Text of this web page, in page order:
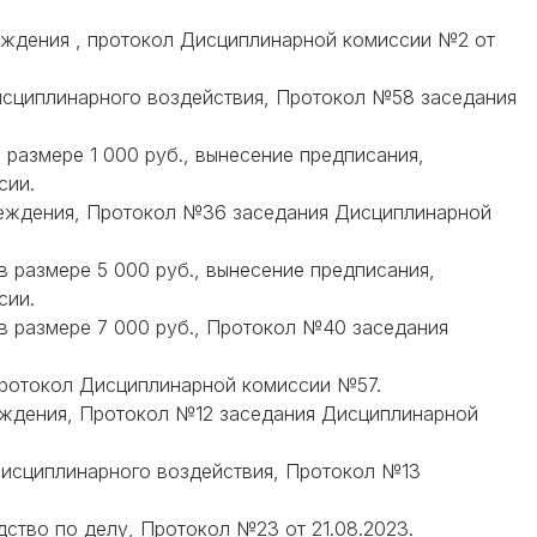
, протокол Дисциплинарной комиссии №2 от
воздействия, Протокол №58 заседания
1 000 руб., вынесение предписания,
Протокол №36 заседания Дисциплинарной
5 000 руб., вынесение предписания,
размере 7 000 руб., Протокол №40 заседания
Дисциплинарной комиссии №57.
Протокол №12 заседания Дисциплинарной
воздействия, Протокол №13
по делу, Протокол №23 от 21.08.2023.